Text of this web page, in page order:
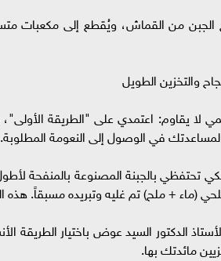
الجبن من القماش، ويُقطع إلى مكعبات
والتخزين الطويل
لا يقاوم: اعتمدي على "الطريقة
لمساعدتك في الوصول إلى النعومة المطلوبة.
تحتفظي بالجبنة المصنوعة بالمنفحة
(ماء + ملح) تم غليه وتبريده مسبقاً. هذه
الدكتور السيد عوض باختيار الطريقة
مائدتك بها.